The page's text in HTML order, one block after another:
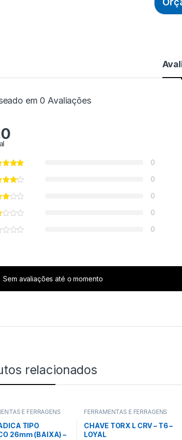
em 0 Avaliações
0
0
0
0
0
Sem avaliações até o momento
relacionados
E FERRAGENS
TIPO
26mm (BAIXA) –
FERRAMENTAS E FERRAGENS
CHAVE TORX L CRV – T6 –
LOYAL